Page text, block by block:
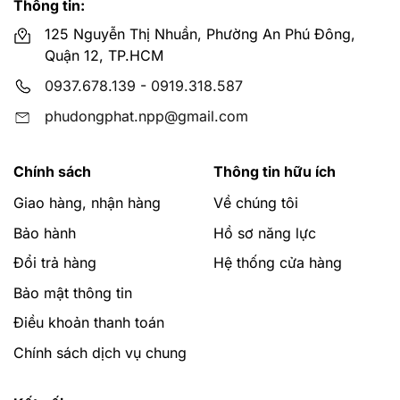
Thông tin:
125 Nguyễn Thị Nhuần, Phường An Phú Đông,
Quận 12, TP.HCM
0937.678.139 - 0919.318.587
phudongphat.npp@gmail.com
Chính sách
Giao hàng, nhận hàng
Bảo hành
Đổi trả hàng
Bảo mật thông tin
Điều khoản thanh toán
Chính sách dịch vụ chung
Thông tin hữu ích
Về chúng tôi
Hồ sơ năng lực
Hệ thống cửa hàng